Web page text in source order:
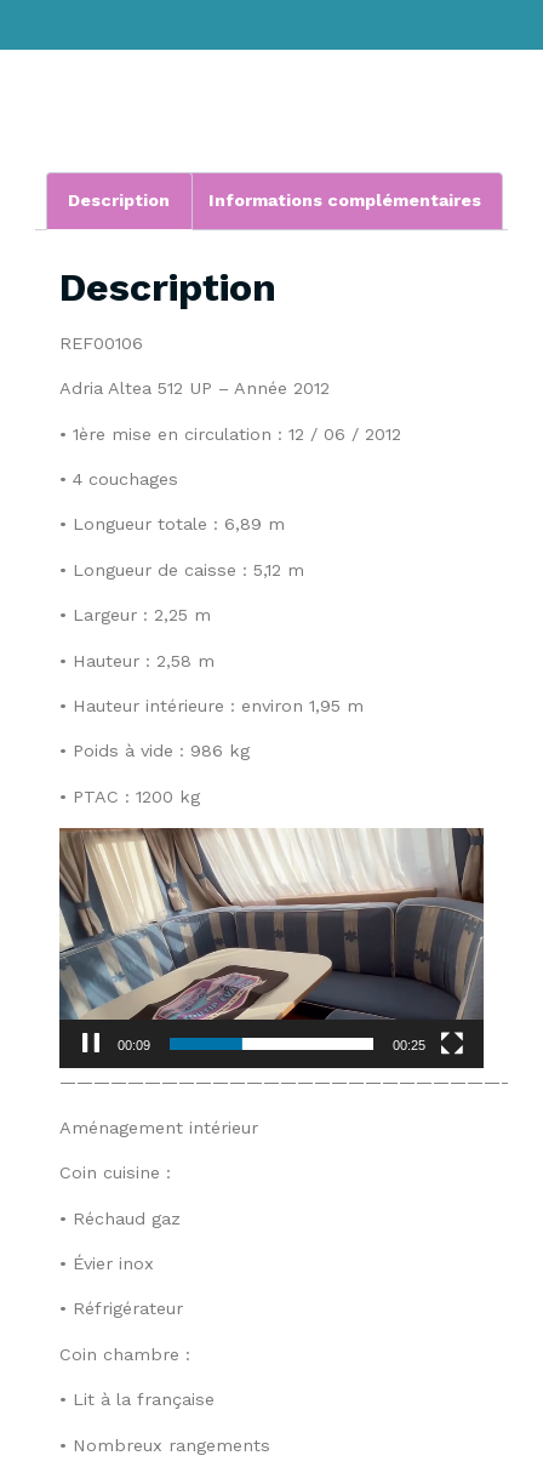
Description Informations complémentaires
Description
REF00106
Adria Altea 512 UP – Année 2012
• 1ère mise en circulation : 12 / 06 / 2012
• 4 couchages
• Longueur totale : 6,89 m
• Longueur de caisse : 5,12 m
• Largeur : 2,25 m
• Hauteur : 2,58 m
• Hauteur intérieure : environ 1,95 m
• Poids à vide : 986 kg
• PTAC : 1200 kg
Lecteur
vidéo
00:10 00:25
——————————————————————————-
Aménagement intérieur
Coin cuisine :
• Réchaud gaz
• Évier inox
• Réfrigérateur
Coin chambre :
• Lit à la française
• Nombreux rangements